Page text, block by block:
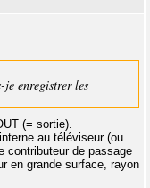
je enregistrer les
(= sortie).
au téléviseur (ou
contributeur de passage
en grande surface, rayon